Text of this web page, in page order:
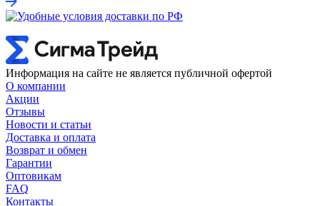
Информация на сайте не является публичной офертой
О компании
Акции
Отзывы
Новости и статьи
Доставка и оплата
Возврат и обмен
Гарантии
Оптовикам
FAQ
Контакты